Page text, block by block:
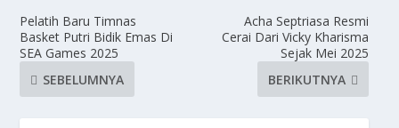
Pelatih Baru Timnas
Basket Putri Bidik Emas Di
SEA Games 2025
SEBELUMNYA
Acha Septriasa Resmi
Cerai Dari Vicky Kharisma
Sejak Mei 2025
BERIKUTNYA